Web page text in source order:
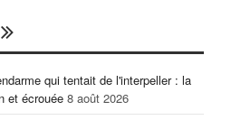
qui tentait de l'interpeller : la
et écrouée 8 août 2026